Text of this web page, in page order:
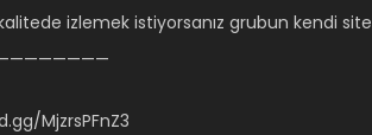
izlemek istiyorsanız grubun kendi
MjzrsPFnZ3